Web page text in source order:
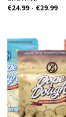
€24.99 - €29.99